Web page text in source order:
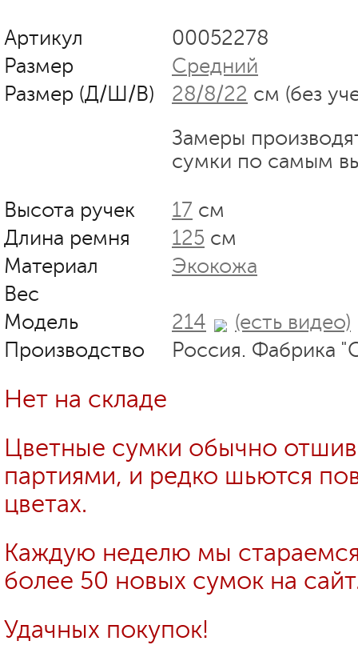
Артикул
00052278
Размер
Средний
Размер (Д/Ш/В)
28/8/22 см (без
Замеры
сумки по самым
Высота ручек 17 см
Длина ремня
125 см
Материал
Экокожа
Вес
Модель
214
(есть видео)
Производство
Россия. Фабрика
Нет на складе
Цветные сумки обычно
партиями, и редко шьются
цветах.
Каждую неделю мы
более 50 новых сумок на
Удачных покупок!